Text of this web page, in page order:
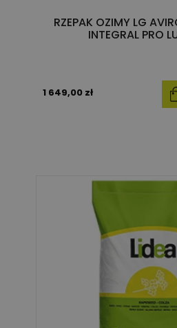
RZEPAK OZIMY LG
INTEGRAL PRO
1 649,00 zł